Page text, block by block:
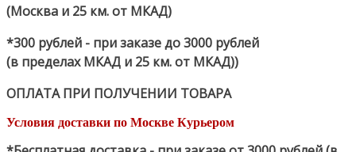
(Москва и 25 км. от МКАД)
*300 рублей - при заказе до 3000 рублей
(в пределах МКАД и 25 км. от МКАД))
ОПЛАТА ПРИ ПОЛУЧЕНИИ ТОВАРА
Условия доставки по Москве Курьером